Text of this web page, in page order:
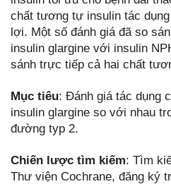
chất tương tự insulin tác
lợi. Một số đánh giá đã so
insulin glargine với insulin
sánh trực tiếp cả hai chất
Mục tiêu: Đánh giá tác dụng
insulin glargine so với nhau
đường typ 2.
Chiến lược tìm kiếm: Tìm
Thư viện Cochrane, đăng ký